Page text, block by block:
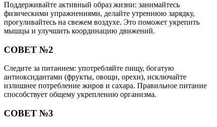
Поддерживайте активный образ жизни: занимайтесь
физическими упражнениями, делайте утреннюю зарядку,
прогуливайтесь на свежем воздухе. Это поможет укрепить
мышцы и улучшить координацию движений.
СОВЕТ №2
Следите за питанием: употребляйте пищу, богатую
антиоксидантами (фрукты, овощи, орехи), исключайте
излишнее потребление жиров и сахара. Правильное питание
способствует общему укреплению организма.
СОВЕТ №3